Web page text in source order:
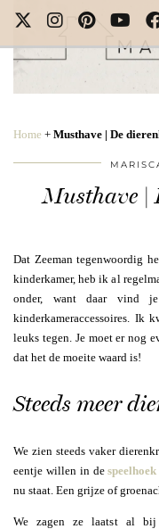
Home + Musthave | De
Musthave |
Dat Zeeman tegenwoordig
kinderkamer, heb ik al
onder, want daar vind
kinderkameraccessoires. Ik
leuks tegen. Je moet er nog
dat het de moeite waard is!
Steeds meer
We zien steeds vaker
eentje willen in despeelhoek
nu staat. Een grijze of
We zagen ze laatst al bij